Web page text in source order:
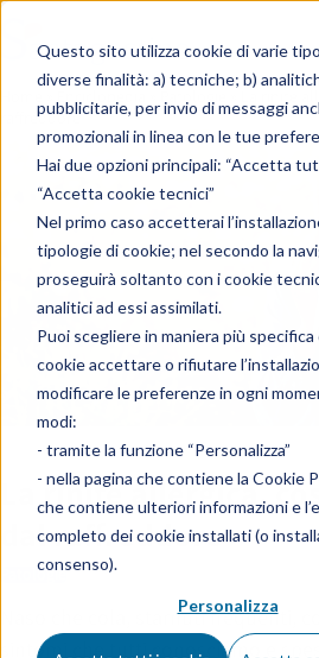
Questo sito utilizza cookie di varie
diverse finalità: a) tecniche; b)
pubblicitarie, per invio di messaggi
promozionali in linea con le tue
Hai due opzioni principali: “Accetta
“Accetta cookie tecnici”
Nel primo caso accetterai
tipologie di cookie; nel secondo la
proseguirà soltanto con i cookie
analitici ad essi assimilati.
Puoi scegliere in maniera più specifica
cookie accettare o rifiutare
modificare le preferenze in ogni
modi:
- tramite la funzione “Personalizza”
- nella pagina che contiene la Cookie
che contiene ulteriori informazioni e
completo dei cookie installati (o
consenso).
Personalizza
»Enciclopedia Patologie
La rinite
raffreddore
La rinite allergica,
dal raffreddore
Patologie
Naso che cola, starnuti frequenti,
sintomi che tutti conosciamo e